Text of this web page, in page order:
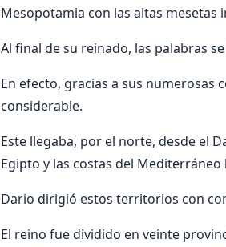
Mesopotamia con las altas mesetas
Al final de su reinado, las palabras
En efecto, gracias a sus numerosas
considerable.
Este llegaba, por el norte, desde el
Egipto y las costas del
Dario dirigió estos territorios con
El reino fue dividido en veinte